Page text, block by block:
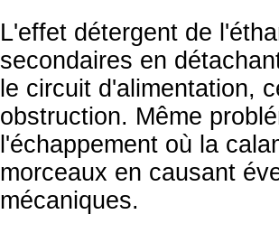
L'effet détergent de
secondaires en
le circuit d'alimentation,
obstruction. Même
l'échappement où la
morceaux en causant
mécaniques.